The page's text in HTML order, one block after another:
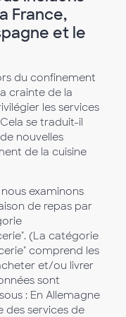
France,
et le
du confinement
crainte de la
les services
se traduit-il
nouvelles
de la cuisine
examinons
de repas par
(La catégorie
comprend les
et/ou livrer
sont
: En Allemagne
des services de